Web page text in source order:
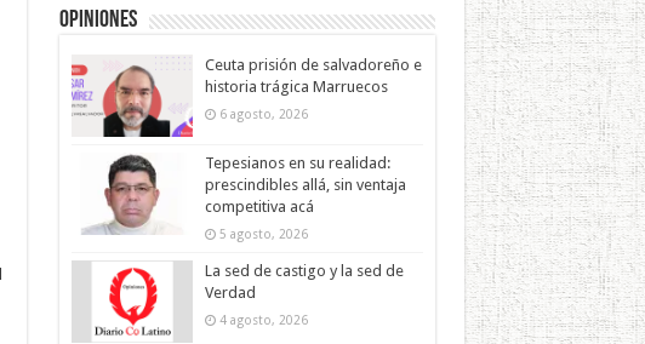
Opiniones
Ceuta prisión de salvadoreño e
historia trágica Marruecos
6 agosto, 2026
Tepesianos en su realidad:
prescindibles allá, sin ventaja
competitiva acá
5 agosto, 2026
La sed de castigo y la sed de
Verdad
4 agosto, 2026